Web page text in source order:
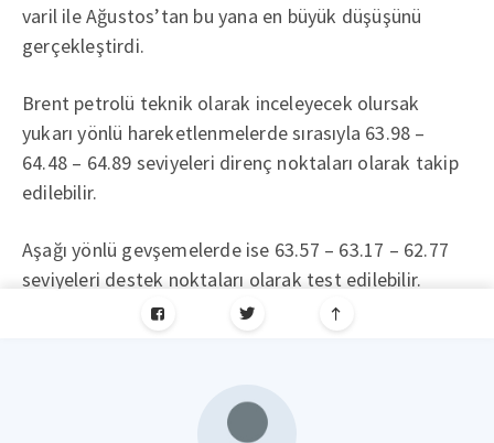
varil ile Ağustos’tan bu yana en büyük düşüşünü
gerçekleştirdi.
Brent petrolü teknik olarak inceleyecek olursak
yukarı yönlü hareketlenmelerde sırasıyla 63.98 –
64.48 – 64.89 seviyeleri direnç noktaları olarak takip
edilebilir.
Aşağı yönlü gevşemelerde ise 63.57 – 63.17 – 62.77
seviyeleri destek noktaları olarak test edilebilir.